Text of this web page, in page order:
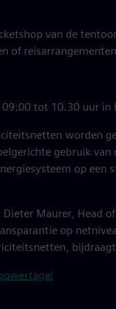
van de
of
tot 10.30 uur in
worden
gebruik
op
Maurer, Head
op